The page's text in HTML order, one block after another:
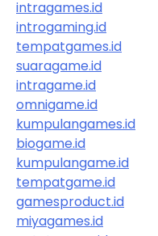
intragames.id
introgaming.id
tempatgames.id
suaragame.id
intragame.id
omnigame.id
kumpulangames.id
biogame.id
kumpulangame.id
tempatgame.id
gamesproduct.id
miyagames.id